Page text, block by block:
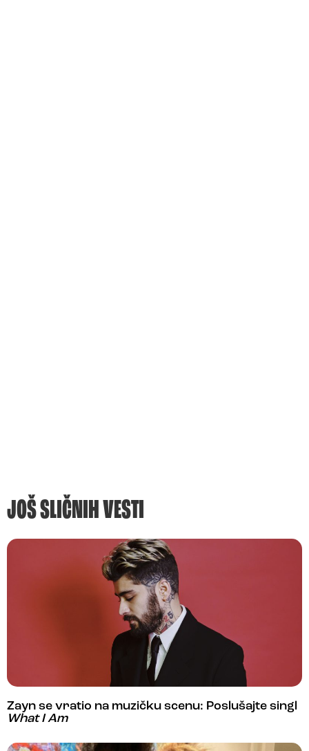
JOŠ SLIČNIH VESTI
Zayn se vratio na muzičku scenu: Poslušajte singl
What I Am